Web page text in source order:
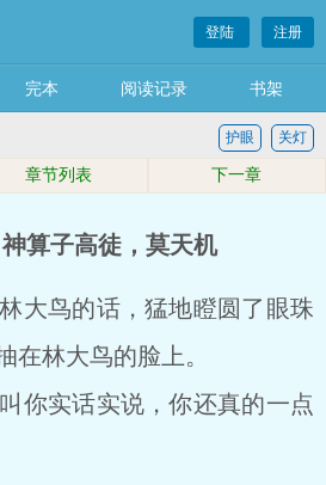
登陆 注册
完本 阅读记录 书架
关灯
护眼
章节列表 下一章
算子高徒，莫天机
鸟的话，猛地瞪圆了眼珠
在林大鸟的脸上。
实话实说，你还真的一点